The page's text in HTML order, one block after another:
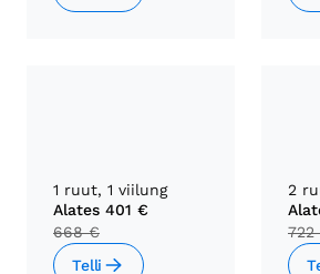
1 ruut, 1 viilung
Alates 401 €
668 €
Telli
2
722